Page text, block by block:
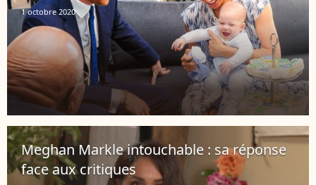
1 octobre 2020
Meghan Markle intouchable : sa réponse
face aux critiques